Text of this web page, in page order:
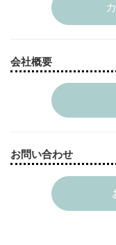
会社概要
お問い合わせ